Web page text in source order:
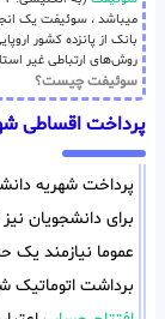
بانک از پانزده کشور
روش‌های ارتباطی غیر
سوئیفت چیست؟
پرداخت اقساطی
پرداخت شهریه
برای دانشجویان
عموما نیازمند یک
برداشت اتوماتیک